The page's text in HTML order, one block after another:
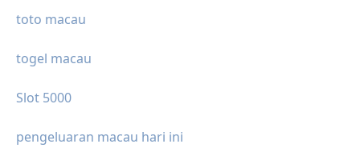
toto macau
togel macau
Slot 5000
pengeluaran macau hari ini